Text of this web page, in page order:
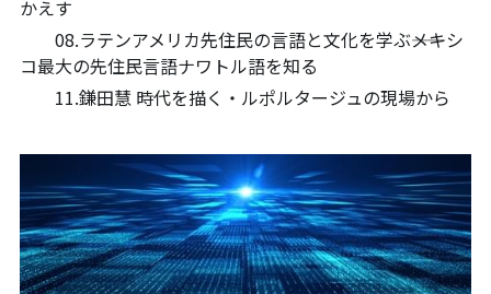
かえす
08.ラテンアメリカ先住民の言語と文化を学ぶ――メキシ
コ最大の先住民言語ナワトル語を知る
11.鎌田慧 時代を描く・ルポルタージュの現場から
【越境】05市民による社会調査力アップ入門講
【越境】06 韓国：「文化民主主義」の根っこを
学ぶ
志保の仕事をとらえなおす
【越境】08ラテンアメリカ先住民の言語と文化
を学ぶ
自然栽培2026